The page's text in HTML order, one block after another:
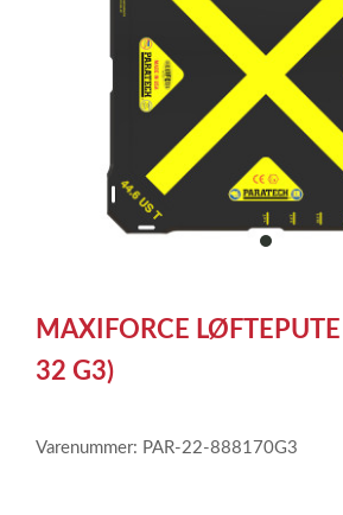
item
of
1
MAXIFORCE LØFTEPUTE
32 G3)
Varenummer: PAR-22-888170G3